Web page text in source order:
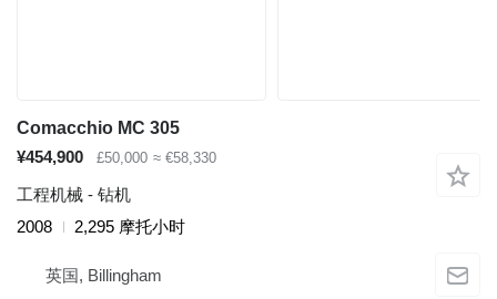
Comacchio MC 305
¥454,900
£50,000 ≈ €58,330
工程机械 - 钻机
2008
2,295 摩托小时
英国, Billingham